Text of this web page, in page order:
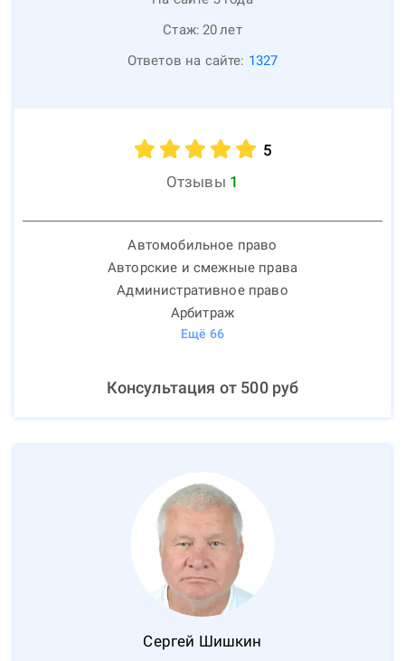
Стаж: 20лет
Ответов на сайте: 1327
5
Отзывы 1
Автомобильное право
Авторские и смежные права
Административное право
Арбитраж
Ещё 66
Консультация от 500руб
Сергей Шишкин